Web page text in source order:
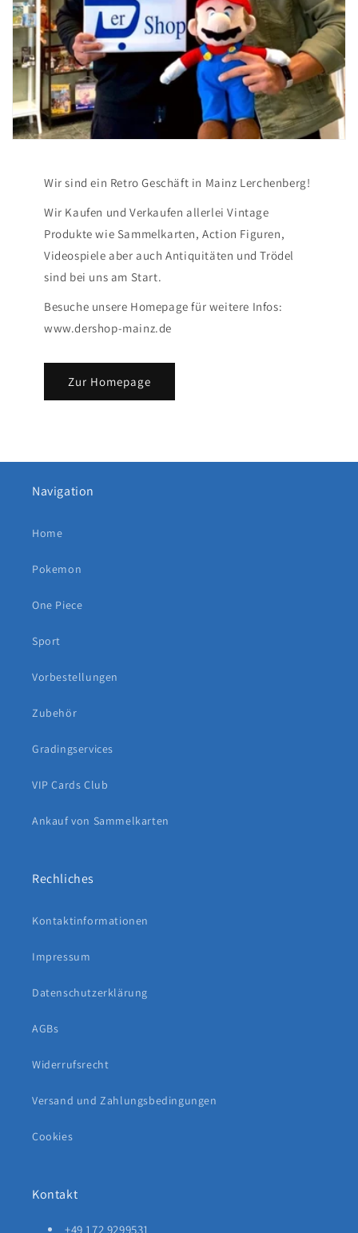
Wir sind ein Retro Geschäft in Mainz Lerchenberg!
Wir Kaufen und Verkaufen allerlei Vintage
Produkte wie Sammelkarten, Action Figuren,
Videospiele aber auch Antiquitäten und Trödel
sind bei uns am Start.
Besuche unsere Homepage für weitere Infos:
www.dershop-mainz.de
Zur Homepage
Navigation
Home
Pokemon
One Piece
Sport
Vorbestellungen
Zubehör
Gradingservices
VIP Cards Club
Ankauf von Sammelkarten
Rechliches
Kontaktinformationen
Impressum
Datenschutzerklärung
AGBs
Widerrufsrecht
Versand und Zahlungsbedingungen
Cookies
Kontakt
+49 172 9299531